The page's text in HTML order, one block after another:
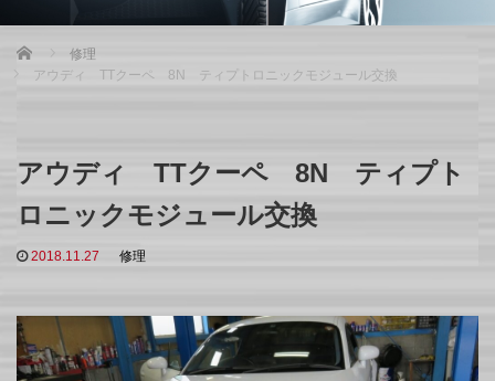
Home
修理
アウディ TTクーペ 8N ティプトロニックモジュール交換
アウディ TTクーペ 8N ティプト
ロニックモジュール交換
2018.11.27 修理